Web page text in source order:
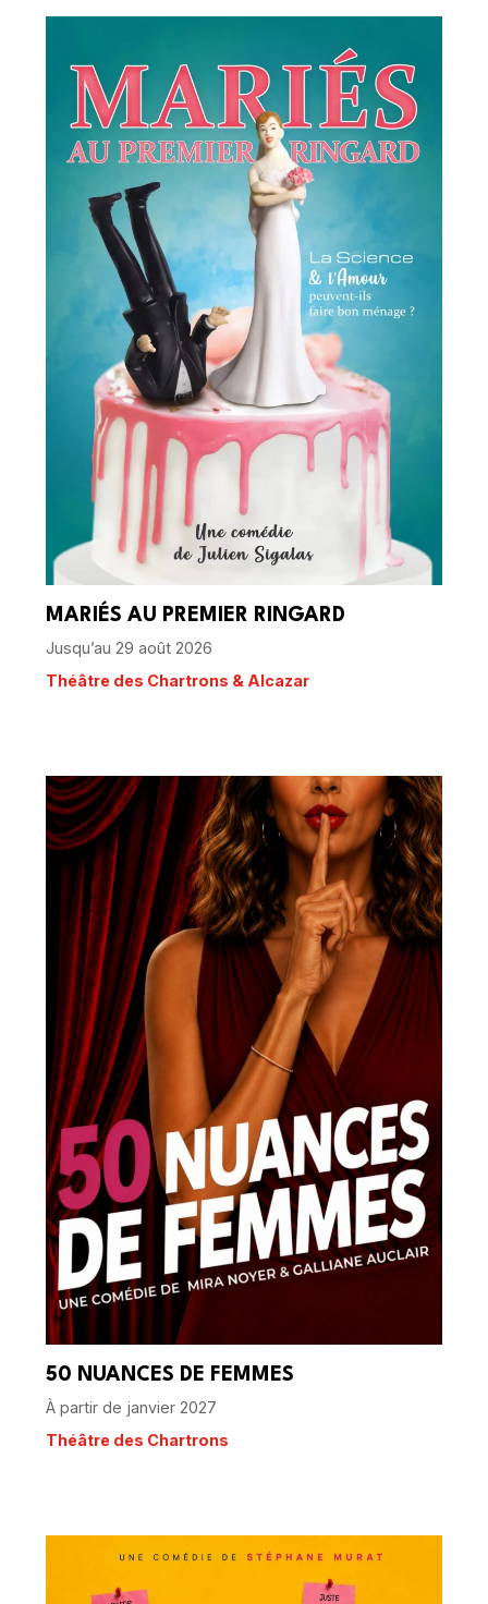
MARIÉS AU PREMIER RINGARD
Jusqu’au 29 août 2026
Théâtre des Chartrons & Alcazar
50 NUANCES DE FEMMES
À partir de janvier 2027
Théâtre des Chartrons